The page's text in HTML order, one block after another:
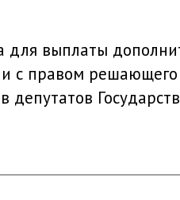
выплаты
с правом